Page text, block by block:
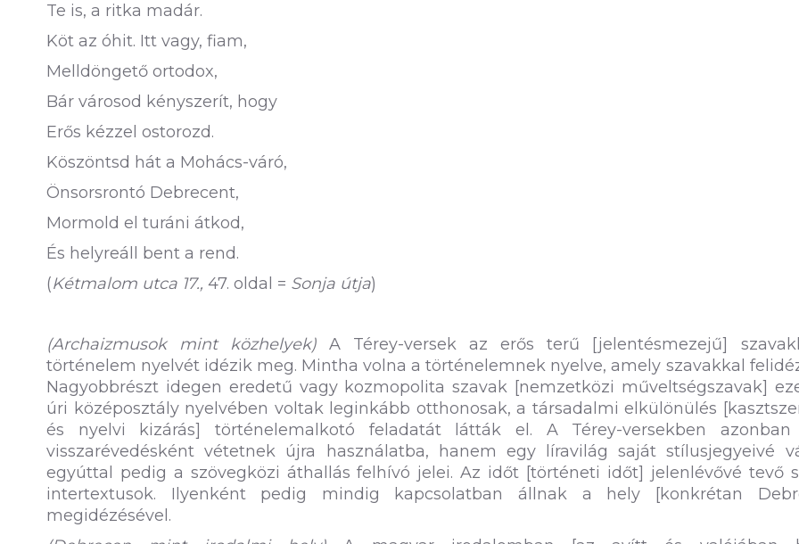
Te is, a ritka madár.
Köt az óhit. Itt vagy, fiam,
Melldöngető ortodox,
Bár városod kényszerít, hogy
Erős kézzel ostorozd.
Köszöntsd hát a Mohács-váró,
Önsorsrontó Debrecent,
Mormold el turáni átkod,
És helyreáll bent a rend.
(Kétmalom utca 17., 47. oldal = Sonja útja)
(Archaizmusok mint közhelyek) A Térey-versek az erős terű [jelentésmezejű]
történelem nyelvét idézik meg. Mintha volna a történelemnek nyelve, amely szavakkal
Nagyobbrészt idegen eredetű vagy kozmopolita szavak [nemzetközi műveltségszavak]
úri középosztály nyelvében voltak leginkább otthonosak, a társadalmi elkülönülés
és nyelvi kizárás] történelemalkotó feladatát látták el. A Térey-versekben
visszarévedésként vétetnek újra használatba, hanem egy líravilág saját stílusjegyeivé
egyúttal pedig a szövegközi áthallás felhívó jelei. Az időt [történeti időt] jelenlévővé tevő
intertextusok. Ilyenként pedig mindig kapcsolatban állnak a hely [konkrétan
megidézésével.